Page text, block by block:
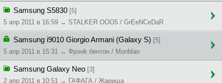
Samsung S5830 [5]
5 апр 2011 в 16:59 → STALKER OOO5 / GrEeNCeDaR
Samsung i9010 Giorgio Armani (Galaxy S) [5]
5 апр 2011 в 15:31 → Фpэнk бeнтoн / Monblan
Samsung Galaxy Neo [3]
2 апр 2011 в 10:51 → ГАФАГА / Жapищa